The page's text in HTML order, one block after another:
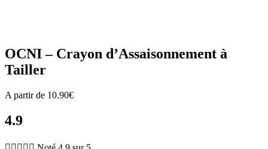
OCNI – Crayon d’Assaisonnement à
Tailler
A partir de 10.90€
4.9